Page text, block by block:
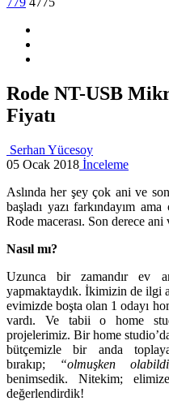
Rode NT-USB
Fiyatı
Serhan Yücesoy
05 Ocak 2018 İnceleme
Aslında her şey çok ani ve
başladı yazı farkındayım
Rode macerası. Son derece ani
Nasıl mı?
Uzunca bir zamandır ev
yapmaktaydık. İkimizin de ilgi
evimizde boşta olan 1 odayı
vardı. Ve tabii o home
projelerimiz. Bir home
bütçemizle bir anda
bırakıp;
“olmuşken
benimsedik. Nitekim;
değerlendirdik!